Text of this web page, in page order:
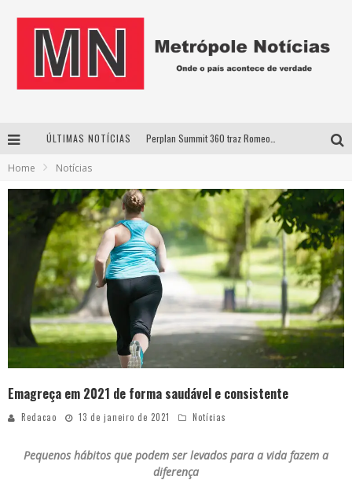
ÚLTIMAS NOTÍCIAS
Uberlândia recebe estreia nacional de espetáculo inspirado em episódio marcante da vida de Friedrich Nietzsche
Agosto Dourado: apoio, informação e acolhimento fortalecem o sucesso da amamentação
Home Notícias
Emagreça em 2021 de forma saudável e consistente
Redacao 13 de janeiro de 2021 Notícias
Pequenos hábitos que podem ser levados para a vida fazem a
diferença